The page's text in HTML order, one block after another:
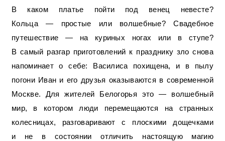
В каком платье пойти под венец невесте?
Кольца — простые или волшебные? Свадебное
путешествие — на куриных ногах или в ступе?
В самый разгар приготовлений к празднику зло снова
напоминает о себе: Василиса похищена, и в пылу
погони Иван и его друзья оказываются в современной
Москве. Для жителей Белогорья это — волшебный
мир, в котором люди перемещаются на странных
колесницах, разговаривают с плоскими дощечками
и не в состоянии отличить настоящую магию